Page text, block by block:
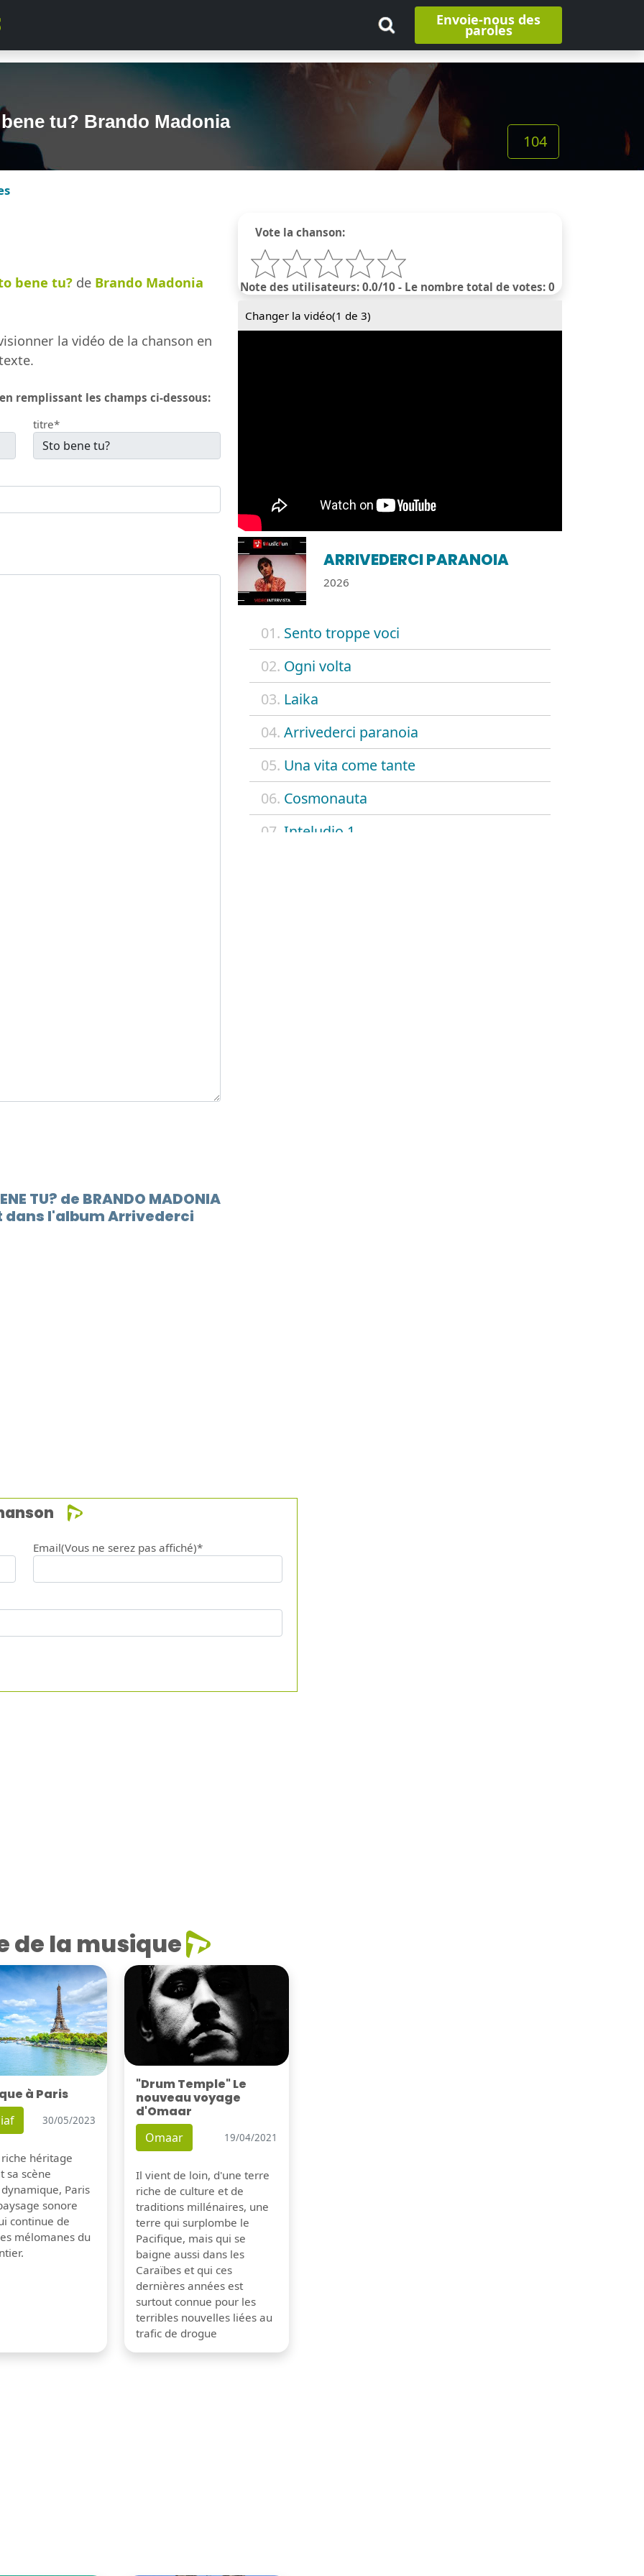
Envoie-nous des
paroles
tu? Brando Madonia
104
Vote la chanson:
Note des utilisateurs: 0.0/10 - Le nombre total de votes: 0
Changer la vidéo(1 de 3)
ARRIVEDERCI PARANOIA
2026
01. Sento troppe voci
02. Ogni volta
03. Laika
04. Arrivederci paranoia
05. Una vita come tante
06. Cosmonauta
07. Inteludio 1
bene tu? de Brando Madonia
la vidéo de la chanson en
remplissant les champs ci-dessous:
titre*
TU? de BRANDO MADONIA
l'album Arrivederci
Email(Vous ne serez pas affiché)*
de la musique
à Paris
30/05/2023
héritage
sa scène
Paris
sonore
continue de
mélomanes du
"Drum Temple" Le
nouveau voyage
d'Omaar
Omaar 19/04/2021
Il vient de loin, d'une terre
riche de culture et de
traditions millénaires, une
terre qui surplombe le
Pacifique, mais qui se
baigne aussi dans les
Caraïbes et qui ces
dernières années est
surtout connue pour les
terribles nouvelles liées au
trafic de drogue